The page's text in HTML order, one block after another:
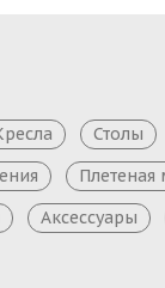
Столы
Плетеная
Аксессуары